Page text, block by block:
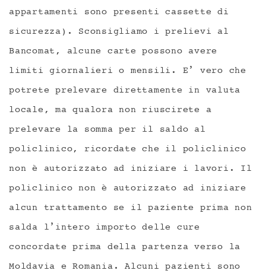
appartamenti sono presenti cassette di
sicurezza). Sconsigliamo i prelievi al
Bancomat, alcune carte possono avere
limiti giornalieri o mensili. E’ vero che
potrete prelevare direttamente in valuta
locale, ma qualora non riuscirete a
prelevare la somma per il saldo al
policlinico, ricordate che il policlinico
non è autorizzato ad iniziare i lavori. Il
policlinico non è autorizzato ad iniziare
alcun trattamento se il paziente prima non
salda l’intero importo delle cure
concordate prima della partenza verso la
Moldavia e Romania. Alcuni pazienti sono